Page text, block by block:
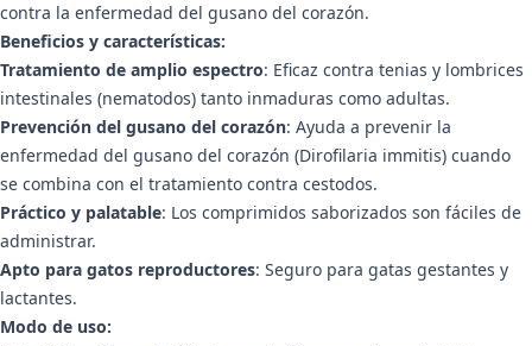
contra la enfermedad del gusano del corazón.
Beneficios y características:
Tratamiento de amplio espectro: Eficaz contra tenias y lombrices
intestinales (nematodos) tanto inmaduras como adultas.
Prevención del gusano del corazón: Ayuda a prevenir la
enfermedad del gusano del corazón (Dirofilaria immitis) cuando
se combina con el tratamiento contra cestodos.
Práctico y palatable: Los comprimidos saborizados son fáciles de
administrar.
Apto para gatos reproductores: Seguro para gatas gestantes y
lactantes.
Modo de uso: